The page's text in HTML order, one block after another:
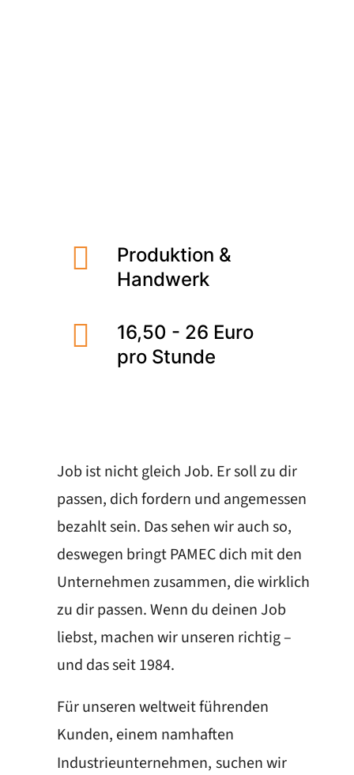
Produktion &
Handwerk
16,50 - 26 Euro
pro Stunde
Job ist nicht gleich Job. Er soll zu dir
passen, dich fordern und angemessen
bezahlt sein. Das sehen wir auch so,
deswegen bringt PAMEC dich mit den
Unternehmen zusammen, die wirklich
zu dir passen. Wenn du deinen Job
liebst, machen wir unseren richtig –
und das seit 1984.
Für unseren weltweit führenden
Kunden, einem namhaften
Industrieunternehmen, suchen wir